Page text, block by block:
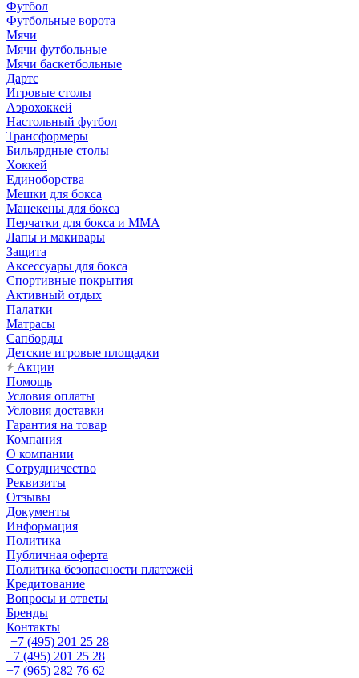
Футбол
Футбольные ворота
Мячи
Мячи футбольные
Мячи баскетбольные
Дартс
Игровые столы
Аэрохоккей
Настольный футбол
Трансформеры
Бильярдные столы
Хоккей
Единоборства
Мешки для бокса
Манекены для бокса
Перчатки для бокса и MMA
Лапы и макивары
Защита
Аксессуары для бокса
Спортивные покрытия
Активный отдых
Палатки
Матрасы
Сапборды
Детские игровые площадки
Акции
Помощь
Условия оплаты
Условия доставки
Гарантия на товар
Компания
О компании
Сотрудничество
Реквизиты
Отзывы
Документы
Информация
Политика
Публичная оферта
Политика безопасности платежей
Кредитование
Вопросы и ответы
Бренды
Контакты
+7 (495) 201 25 28
+7 (495) 201 25 28
+7 (965) 282 76 62